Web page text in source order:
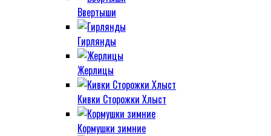
Ввертыши
Гирлянды
Жерлицы
Кивки Сторожки Хлыст
Кормушки зимние